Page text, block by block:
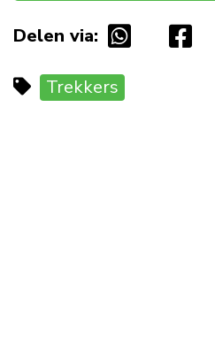
Delen via:
Trekkers